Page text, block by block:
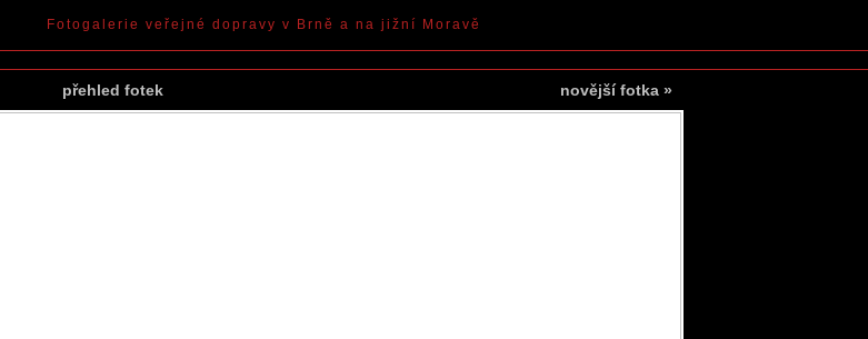
přehled fotek novější fotka »
Fotogalerie veřejné dopravy v Brně a na jižní Moravě